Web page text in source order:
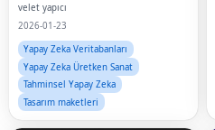
velet yapıcı
2026-01-23
Yapay Zeka Veritabanları
Yapay Zeka Üretken Sanat
Tahminsel Yapay Zeka
Tasarım maketleri